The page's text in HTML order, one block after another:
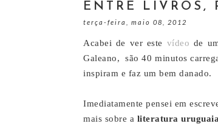
ENTRE LIVROS,
terça-feira, maio 08, 2012
Acabei de ver este vídeo de
Galeano, são 40 minutos
inspiram e faz um bem danado.
Imediatamente pensei em
mais sobre a literatura uruguaia